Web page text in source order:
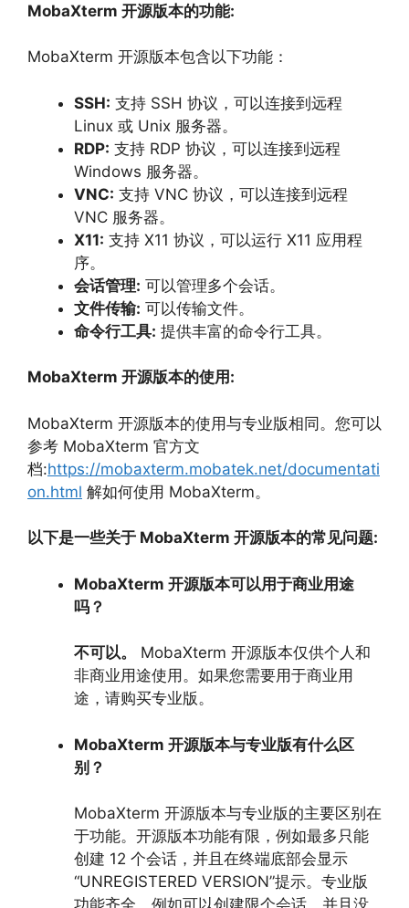
MobaXterm 开源版本的功能:
MobaXterm 开源版本包含以下功能：
SSH: 支持 SSH 协议， 可以连接到远程
Linux 或 Unix 服务器。
RDP: 支持 RDP 协议， 可以连接到远程
Windows 服务器。
VNC: 支持 VNC 协议， 可以连接到远程
VNC 服务器。
X11: 支持 X11 协议， 可以运行 X11 应用程
序。
会话管理: 可以管理多个会话。
文件传输: 可以传输文件。
命令行工具: 提供丰富的命令行工具。
MobaXterm 开源版本的使用:
MobaXterm 开源版本的使用与专业版相同。 您可以
参考 MobaXterm 官方文
档:https://mobaxterm.mobatek.net/documentati
on.html 解如何使用 MobaXterm。
以下是一些关于 MobaXterm 开源版本的常见问题:
MobaXterm 开源版本可以用于商业用途
吗？
不可以。
MobaXterm 开源版本仅供个人和
非商业用途使用。 如果您需要用于商业用
途， 请购买专业版。
MobaXterm 开源版本与专业版有什么区
别？
MobaXterm 开源版本与专业版的主要区别在
于功能。 开源版本功能有限， 例如最多只能
创建 12 个会话， 并且在终端底部会显示
“UNREGISTERED VERSION”提示。 专业版
功能齐全， 例如可以创建限个会话， 并且没